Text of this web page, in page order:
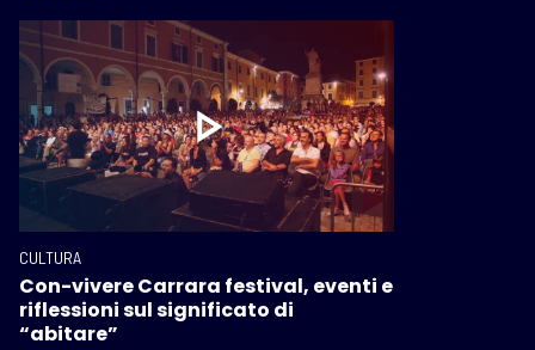
CULTURA
Con-vivere Carrara festival, eventi e
riflessioni sul significato di
“abitare”